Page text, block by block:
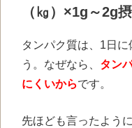
（㎏）×1g～2g
タンパク質は、1日
う。なぜなら、 タン
にくいからです。
先ほども言ったよう